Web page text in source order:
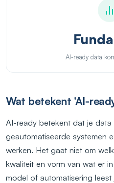
AI-ready data
Wat betekent 'AI-
AI-ready betekent dat je data
geautomatiseerde systemen
werken. Het gaat niet om
kwaliteit en vorm van wat er
model of automatisering